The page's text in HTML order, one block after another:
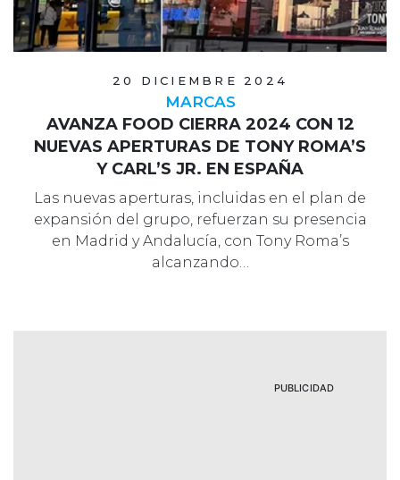
20 DICIEMBRE 2024
MARCAS
AVANZA FOOD CIERRA 2024 CON 12
NUEVAS APERTURAS DE TONY ROMA’S
Y CARL’S JR. EN ESPAÑA
Las nuevas aperturas, incluidas en el plan de
expansión del grupo, refuerzan su presencia
en Madrid y Andalucía, con Tony Roma’s
alcanzando…
PUBLICIDAD